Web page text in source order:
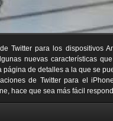
Twitter para los dispositivos
nuevas características
página de detalles a la que se
de Twitter para el
hace que sea más fácil